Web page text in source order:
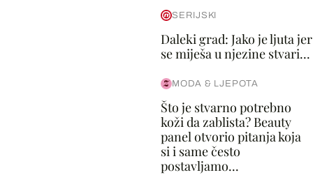
SERIJSKI
Daleki grad: Jako je ljuta jer
se miješa u njezine stvari...
MODA & LJEPOTA
Što je stvarno potrebno
koži da zablista? Beauty
panel otvorio pitanja koja
si i same često
postavljamo...